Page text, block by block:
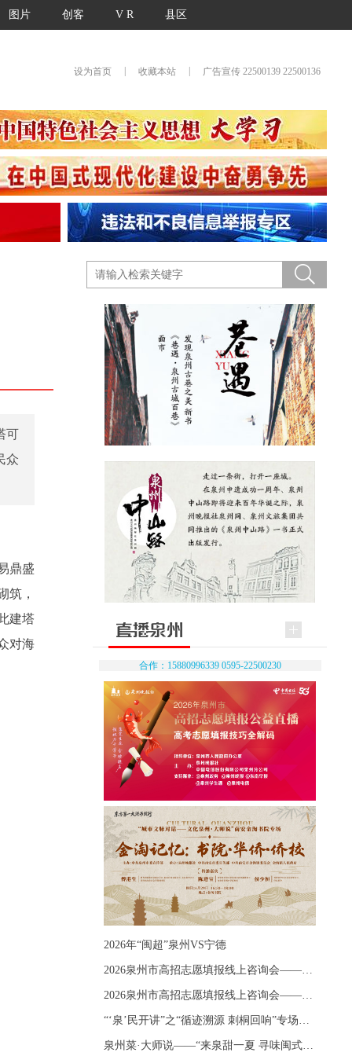
图片 创客 V R 县区
设为首页 收藏本站 广告宣传 22500139 22500136
可
众
鼎盛
筑，
建塔
对海
合作：15880996339 0595-22500230
2026年“闽超”泉州VS宁德